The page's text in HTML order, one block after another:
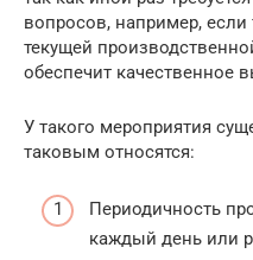
вопросов, например,
текущей
обеспечит качественное
У такого мероприятия
таковым относятся:
Периодичность
каждый день или